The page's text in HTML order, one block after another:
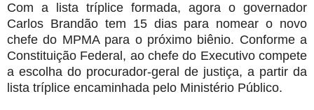
Com a lista tríplice formada, agora o governador
Carlos Brandão tem 15 dias para nomear o novo
chefe do MPMA para o próximo biênio. Conforme a
Constituição Federal, ao chefe do Executivo compete
a escolha do procurador-geral de justiça, a partir da
lista tríplice encaminhada pelo Ministério Público.